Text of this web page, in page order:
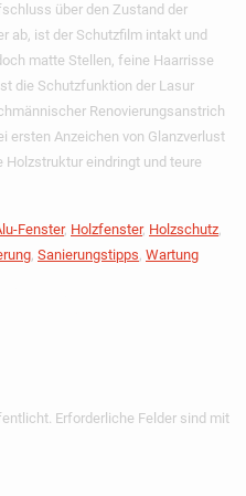
über den Zustand der
ab, ist der Schutzfilm intakt und
matte Stellen, feine Haarrisse
die Schutzfunktion der Lasur
Renovierungsanstrich
ersten Anzeichen von Glanzverlust
eindringt und teure
Fenster, Holzfenster, Holzschutz
Sanierungstipps Wartung
Erforderliche Felder sind mit